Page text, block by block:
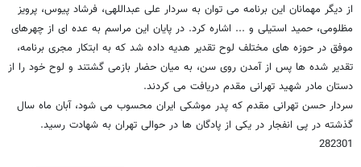
از دیگر مهمانان این برنامه می توان به سردار علی عبداللهی، فرشاد پیوس، پرویز
مظلومی، حمید استیلی و ... اشاره کرد. در پایان این مراسم به عده ای از چهرهای
موفق در حوزه های مختلف لوح تقدیر هدیه داده شد که به ابتکار مجری برنامه،
تقدیر شده ها پس از آمدن روی سن، به میان حضار بازمی گشتند و لوح خود را از
دستان مادر شهید تهرانی مقدم دریافت می کردند.
سردار حسن تهرانی مقدم که پدر موشکی ایران محسوب می شود، آبان ماه سال
گذشته در پی انفجار در یکی از پادگان ها در حوالی تهران به شهادت رسید.
282301